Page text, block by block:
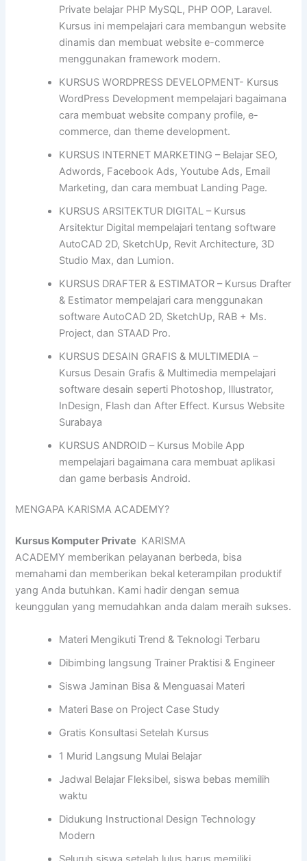
Private belajar PHP MySQL, PHP OOP, Laravel.
Kursus ini mempelajari cara membangun website
dinamis dan membuat website e-commerce
menggunakan framework modern.
KURSUS WORDPRESS DEVELOPMENT- Kursus
WordPress Development mempelajari bagaimana
cara membuat website company profile, e-
commerce, dan theme development.
KURSUS INTERNET MARKETING – Belajar SEO,
Adwords, Facebook Ads, Youtube Ads, Email
Marketing, dan cara membuat Landing Page.
KURSUS ARSITEKTUR DIGITAL – Kursus
Arsitektur Digital mempelajari tentang software
AutoCAD 2D, SketchUp, Revit Architecture, 3D
Studio Max, dan Lumion.
KURSUS DRAFTER & ESTIMATOR – Kursus Drafter
& Estimator mempelajari cara menggunakan
software AutoCAD 2D, SketchUp, RAB + Ms.
Project, dan STAAD Pro.
KURSUS DESAIN GRAFIS & MULTIMEDIA –
Kursus Desain Grafis & Multimedia mempelajari
software desain seperti Photoshop, Illustrator,
InDesign, Flash dan After Effect. Kursus Website
Surabaya
KURSUS ANDROID – Kursus Mobile App
mempelajari bagaimana cara membuat aplikasi
dan game berbasis Android.
MENGAPA KARISMA ACADEMY?
Kursus Komputer Private KARISMA
ACADEMY memberikan pelayanan berbeda, bisa
memahami dan memberikan bekal keterampilan produktif
yang Anda butuhkan. Kami hadir dengan semua
keunggulan yang memudahkan anda dalam meraih sukses.
Materi Mengikuti Trend & Teknologi Terbaru
Dibimbing langsung Trainer Praktisi & Engineer
Siswa Jaminan Bisa & Menguasai Materi
Materi Base on Project Case Study
Gratis Konsultasi Setelah Kursus
1 Murid Langsung Mulai Belajar
Jadwal Belajar Fleksibel, siswa bebas memilih
waktu
Didukung Instructional Design Technology
Modern